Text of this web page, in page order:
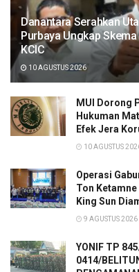
Danantara Serahkan
Purbaya Ungkap
KCIC
10 AGUSTUS 2026
MUI Dorong
Hukuman
Efek Jera
10 AGUSTUS
Operasi
Ton Ketamne
King Sun
9 AGUSTUS 2026
YONIF TP
0414/